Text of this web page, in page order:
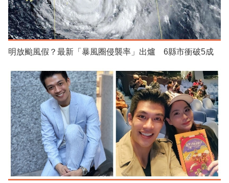
明放颱風假？最新「暴風圈侵襲率」出爐 6縣市衝破5成